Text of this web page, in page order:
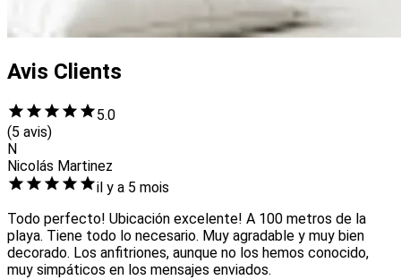
Avis Clients
5.0
(5 avis)
N
Nicolás Martinez
il y a 5 mois
Todo perfecto! Ubicación excelente! A 100 metros de la
playa. Tiene todo lo necesario. Muy agradable y muy bien
decorado. Los anfitriones, aunque no los hemos conocido,
muy simpáticos en los mensajes enviados.